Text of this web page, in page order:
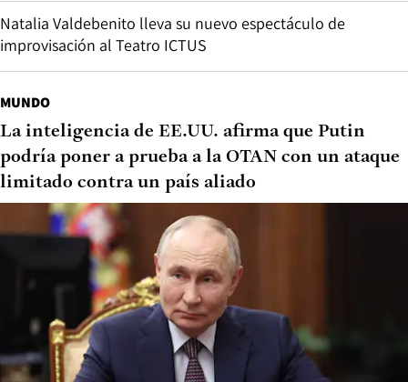
Natalia Valdebenito lleva su nuevo espectáculo de
improvisación al Teatro ICTUS
MUNDO
La inteligencia de EE.UU. afirma que Putin
podría poner a prueba a la OTAN con un ataque
limitado contra un país aliado